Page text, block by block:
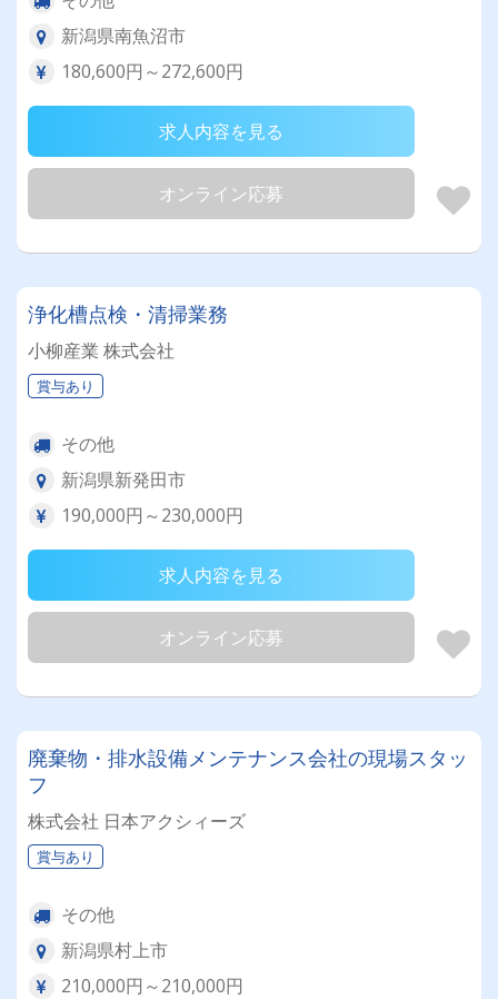
新潟県南魚沼市
180,600円～272,600円
求人内容を見る
オンライン応募
浄化槽点検・清掃業務
小柳産業 株式会社
賞与あり
その他
新潟県新発田市
190,000円～230,000円
求人内容を見る
オンライン応募
廃棄物・排水設備メンテナンス会社の現場スタッ
フ
株式会社 日本アクシィーズ
賞与あり
その他
新潟県村上市
210,000円～210,000円